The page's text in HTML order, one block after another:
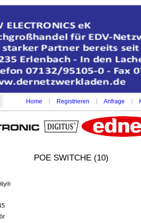
Home Registrieren Anfrage
POE SWITCHE (10)